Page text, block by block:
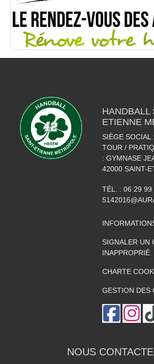
HANDBALL
ETIENNE
SIÈGE SOCIAL
TOUR /
: GYMNASE
42000 SAINT-
TÉL. : 06 29 99
SIGNALER UN
INAPPROPRIÉ
CHARTE
GESTION DES
NOUS